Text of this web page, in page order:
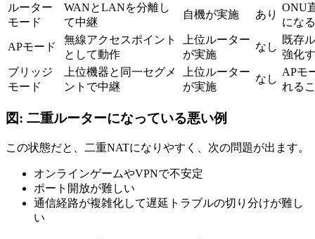
ルーター
モード
WANとLANを分離し
て中継
自機が実施 あり
ONU
にな
APモード
無線アクセスポイント
として動作
上位ルーター
が実施
なし
既存
強化
ブリッジ
モード
上位機器と同一セグメ
ントで中継
上位ルーター
が実施
なし
APモ
れる
図: 二重ルーターになっている悪い例
この状態だと、二重NATになりやすく、次の問題が出ます。
オンラインゲームやVPNで不安定
ポート開放が難しい
通信経路が複雑化して遅延トラブルの切り分けが難し
い